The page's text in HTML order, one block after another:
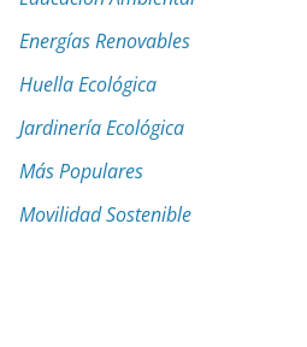
Energías Renovables
Huella Ecológica
Jardinería Ecológica
Más Populares
Movilidad Sostenible